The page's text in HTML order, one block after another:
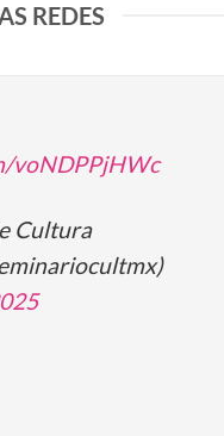
REDES
voNDPPjHWc
Cultura